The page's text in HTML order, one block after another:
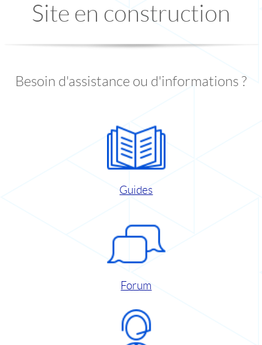
Site en construction
Besoin d'assistance ou d'informations ?
Guides
Forum